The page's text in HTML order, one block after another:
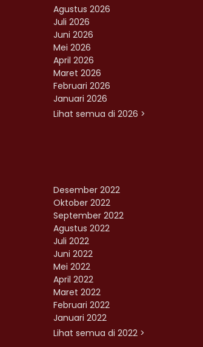
Agustus 2026
Juli 2026
Juni 2026
Mei 2026
April 2026
Maret 2026
Februari 2026
Januari 2026
Lihat semua di 2026 >
Desember 2022
Oktober 2022
September 2022
Agustus 2022
Juli 2022
Juni 2022
Mei 2022
April 2022
Maret 2022
Februari 2022
Januari 2022
Lihat semua di 2022 >